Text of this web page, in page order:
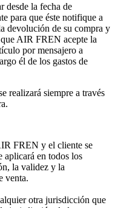
desde la fecha de
para que éste notifique a
devolución de su compra y
AIR FREN acepte la
por mensajero a
él de los gastos de
realizará siempre a través
FREN y el cliente se
aplicará en todos los
la validez y la
venta.
otra jurisdicción que